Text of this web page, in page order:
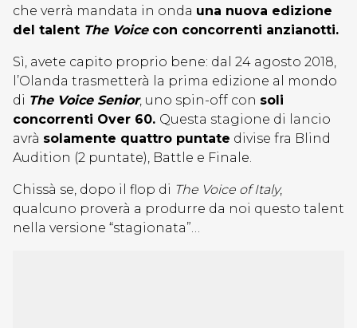
che verrà mandata in onda una nuova edizione
del talent The Voicecon concorrenti anzianotti.
Sì, avete capito proprio bene: dal 24 agosto 2018,
l’Olanda trasmetterà la prima edizione al mondo
di The Voice Senior, uno spin-off con soli
concorrenti Over 60. Questa stagione di lancio
avrà solamente quattro puntate divise fra Blind
Audition (2 puntate), Battle e Finale.
Chissà se, dopo il flop di The Voice of Italy,
qualcuno proverà a produrre da noi questo talent
nella versione “stagionata”…